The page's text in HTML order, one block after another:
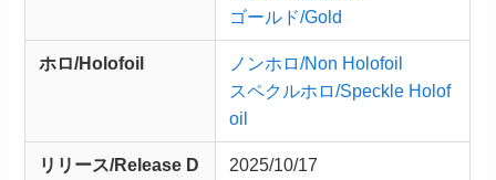
ゴールド/Gold
ホロ/Holofoil
ノンホロ/Non Holofoil
スペクルホロ/Speckle Holof
oil
リリース/Release D
2025/10/17